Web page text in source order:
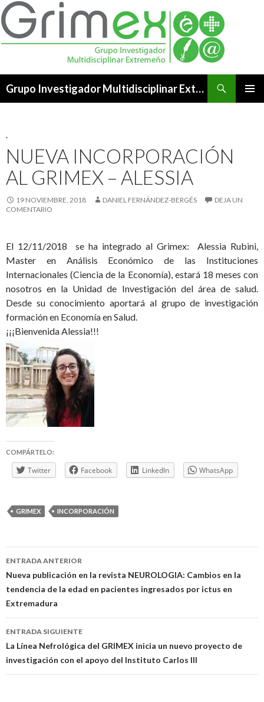
Grupo Investigador Multidisciplinar Extremeño
.
NUEVA INCORPORACIÓN
AL GRIMEX – ALESSIA
19 NOVIEMBRE, 2018 DANIEL FERNÁNDEZ-BERGÉS
DEJA UN
COMENTARIO
El 12/11/2018 se ha integrado al Grimex: Alessia Rubini,
Master en Análisis Económico de las Instituciones
Internacionales (Ciencia de la Economía), estará 18 meses con
nosotros en la Unidad de Investigación del área de salud.
Desde su conocimiento aportará al grupo de investigación
formación en Economía en Salud.
¡¡¡Bienvenida Alessia!!!
COMPÁRTELO:
Twitter Facebook LinkedIn WhatsApp
GRIMEX INCORPORACIÓN
Navegación
de
entradas
ENTRADA ANTERIOR
Nueva publicación en la revista NEUROLOGIA: Cambios en la
tendencia de la edad en pacientes ingresados por ictus en
Extremadura
ENTRADA SIGUIENTE
La Línea Nefrológica del GRIMEX inicia un nuevo proyecto de
investigación con el apoyo del Instituto Carlos III